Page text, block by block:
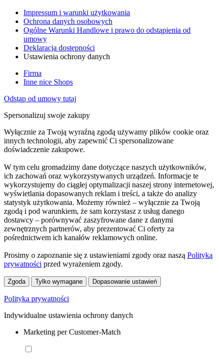
Impressum i warunki użytkowania
Ochrona danych osobowych
Ogólne Warunki Handlowe i prawo do odstąpienia od
umowy
Deklaracja dostępności
Ustawienia ochrony danych
Firma
Inne nice Shops
Odstąp od umowy tutaj
Spersonalizuj swoje zakupy
Wyłącznie za Twoją wyraźną zgodą używamy plików cookie oraz
innych technologii, aby zapewnić Ci spersonalizowane
doświadczenie zakupowe.
W tym celu gromadzimy dane dotyczące naszych użytkowników,
ich zachowań oraz wykorzystywanych urządzeń. Informacje te
wykorzystujemy do ciągłej optymalizacji naszej strony internetowej,
wyświetlania dopasowanych reklam i treści, a także do analizy
statystyk użytkowania. Możemy również – wyłącznie za Twoją
zgodą i pod warunkiem, że sam korzystasz z usług danego
dostawcy – porównywać zaszyfrowane dane z danymi
zewnętrznych partnerów, aby prezentować Ci oferty za
pośrednictwem ich kanałów reklamowych online.
Prosimy o zapoznanie się z ustawieniami zgody oraz naszą Polityką
prywatności przed wyrażeniem zgody.
Zgoda Tylko wymagane Dopasowanie ustawień
Polityka prywatności
Indywidualne ustawienia ochrony danych
Marketing per Customer-Match